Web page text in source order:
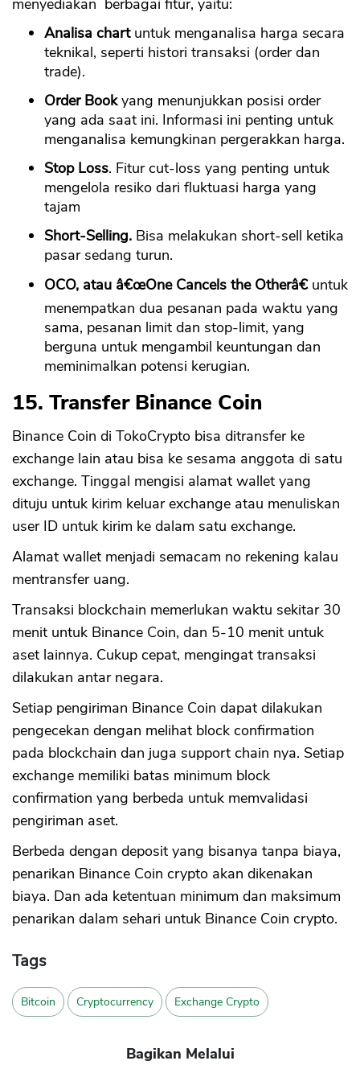
menyediakan berbagai fitur, yaitu:
Analisa chartuntuk menganalisa harga secara
teknikal, seperti histori transaksi (order dan
trade).
Order Bookyang menunjukkan posisi order
yang ada saat ini. Informasi ini penting untuk
menganalisa kemungkinan pergerakkan harga.
Stop Loss. Fitur cut-loss yang penting untuk
mengelola resiko dari fluktuasi harga yang
tajam
Short-Selling. Bisa melakukan short-sell ketika
pasar sedang turun.
OCO, atau â€œOne Cancels the Otherâ€untuk
menempatkan dua pesanan pada waktu yang
sama, pesanan limit dan stop-limit, yang
berguna untuk mengambil keuntungan dan
meminimalkan potensi kerugian.
15. Transfer Binance Coin
Binance Coin di TokoCrypto bisa ditransfer ke
exchange lain atau bisa ke sesama anggota di satu
exchange. Tinggal mengisi alamat wallet yang
dituju untuk kirim keluar exchange atau menuliskan
user ID untuk kirim ke dalam satu exchange.
Alamat wallet menjadi semacam no rekening kalau
mentransfer uang.
Transaksi blockchain memerlukan waktu sekitar 30
menit untuk Binance Coin, dan 5-10 menit untuk
aset lainnya. Cukup cepat, mengingat transaksi
dilakukan antar negara.
Setiap pengiriman Binance Coin dapat dilakukan
pengecekan dengan melihat block confirmation
pada blockchain dan juga support chain nya. Setiap
exchange memiliki batas minimum block
confirmation yang berbeda untuk memvalidasi
pengiriman aset.
Berbeda dengan deposit yang bisanya tanpa biaya,
penarikan Binance Coin crypto akan dikenakan
biaya. Dan ada ketentuan minimum dan maksimum
penarikan dalam sehari untuk Binance Coin crypto.
Tags
Bitcoin Cryptocurrency Exchange Crypto
Bagikan Melalui